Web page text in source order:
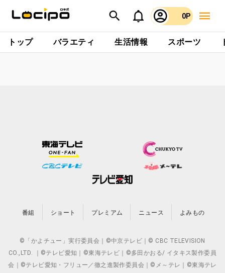
0P
トップ バラエティ 生活情報 スポーツ
番組 ショート プレミアム ニュース よみもの
©「かよチュー」実行委員会｜©中京テレビ｜© CBC TELEVISION
CO.,LTD. ｜©テレビ愛知｜©東海テレビ｜©多田かおる/ イタキス製作委員
会｜©テレビ愛知・フリュー／徹之進製作委員会｜©メ～テレ｜©東海テレ